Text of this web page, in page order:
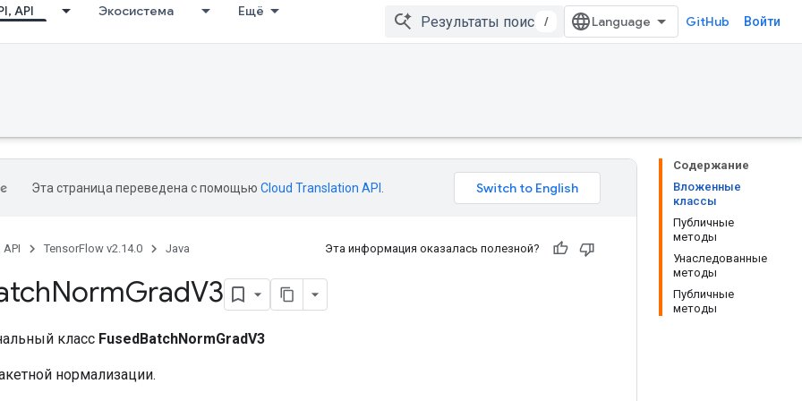
API Экосистема Ещё
/ GitHub Войти
Содержание
Вложенные
классы
Публичные
методы
Унаследованные
методы
Публичные
методы
Эта страница переведена с помощью Cloud Translation API
API TensorFlow v2.14.0 Java Эта информация оказалась полезной?
NormGradV3
класс FusedBatchNormGradV3
нормализации.